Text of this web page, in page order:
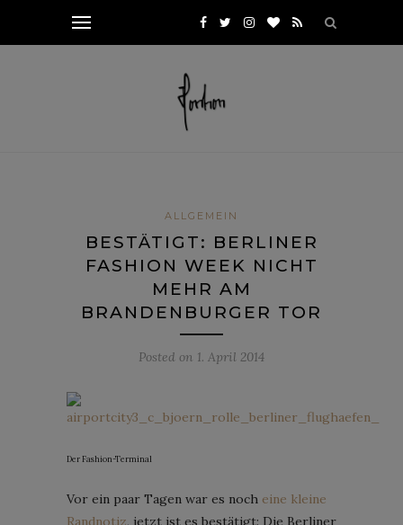
ALLGEMEIN
BESTÄTIGT: BERLINER
FASHION WEEK NICHT
MEHR AM
BRANDENBURGER TOR
Posted on 1. April 2014
Der Fashion-Terminal
Vor ein paar Tagen war es noch eine kleine
Randnotiz, jetzt ist es bestätigt: Die Berliner